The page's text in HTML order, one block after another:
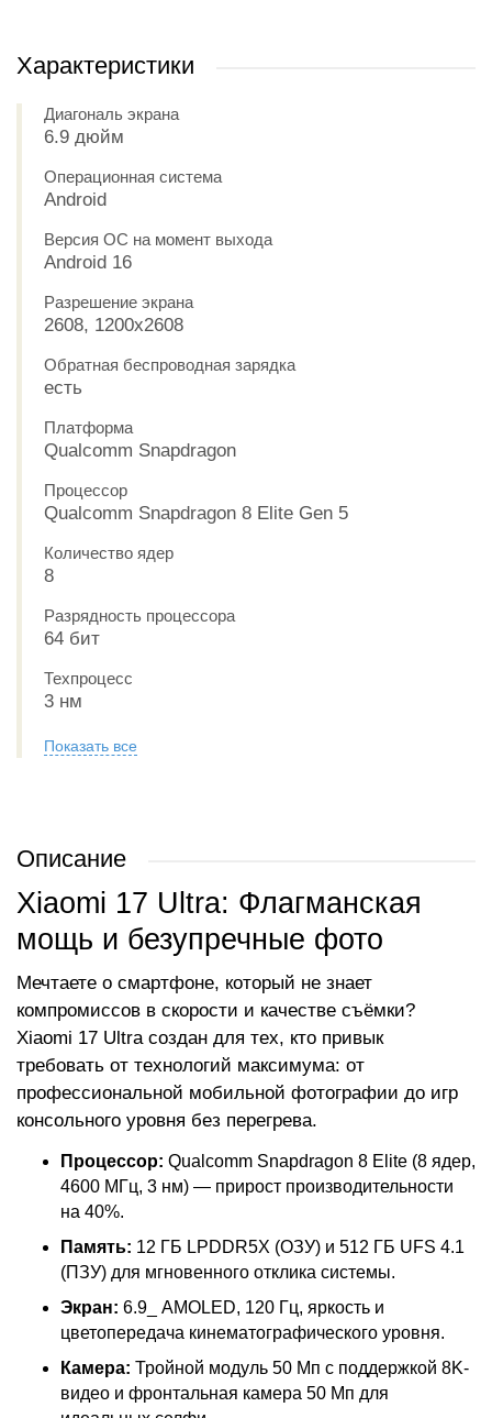
Характеристики
Диагональ экрана
6.9 дюйм
Операционная система
Android
Версия ОС на момент выхода
Android 16
Разрешение экрана
2608, 1200x2608
Обратная беспроводная зарядка
есть
Платформа
Qualcomm Snapdragon
Процессор
Qualcomm Snapdragon 8 Elite Gen 5
Количество ядер
8
Разрядность процессора
64 бит
Техпроцесс
3 нм
Показать все
Описание
Xiaomi 17 Ultra: Флагманская
мощь и безупречные фото
Мечтаете о смартфоне, который не знает
компромиссов в скорости и качестве съёмки?
Xiaomi 17 Ultra создан для тех, кто привык
требовать от технологий максимума: от
профессиональной мобильной фотографии до игр
консольного уровня без перегрева.
Процессор: Qualcomm Snapdragon 8 Elite (8 ядер,
4600 МГц, 3 нм) — прирост производительности
на 40%.
Память: 12 ГБ LPDDR5X (ОЗУ) и 512 ГБ UFS 4.1
(ПЗУ) для мгновенного отклика системы.
Экран: 6.9_ AMOLED, 120 Гц, яркость и
цветопередача кинематографического уровня.
Камера: Тройной модуль 50 Мп с поддержкой 8K-
видео и фронтальная камера 50 Мп для